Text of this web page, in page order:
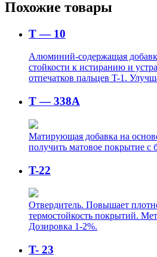
Похожие товары
T — 10
Алюминий-содержащая
стойкости к истиранию и
отпечатков пальцев T-1.
T — 338A
Матирующая добавка на
получить матовое покрытие с
T-22
Отвердитель. Повышает
термостойкость покрытий.
Дозировка 1-2%.
T- 23